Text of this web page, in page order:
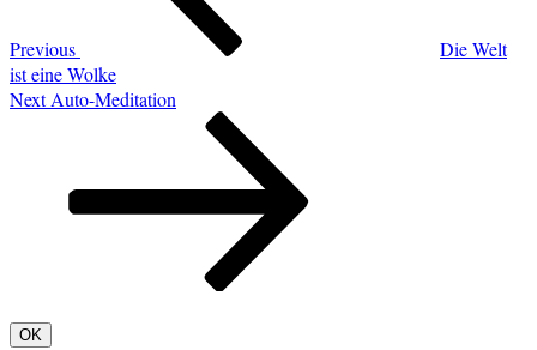
Previous
Die Welt
ist eine Wolke
Next
NextAuto-Meditation
OK